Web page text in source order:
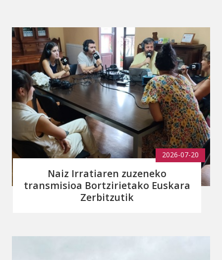
2026-07-20
Naiz Irratiaren zuzeneko
transmisioa Bortzirietako Euskara
Zerbitzutik